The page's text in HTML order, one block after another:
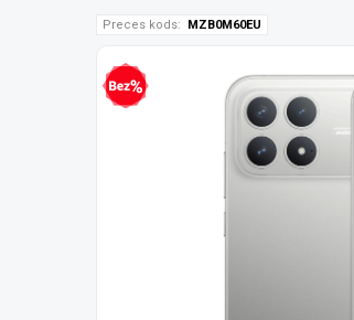
Preces kods: MZB0M60EU
Bezprocentu kredīts